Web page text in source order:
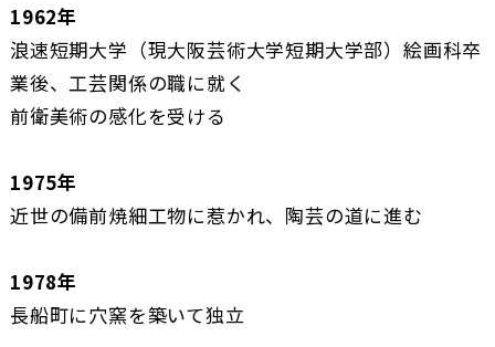
1962年
浪速短期大学（現大阪芸術大学短期大学部）絵画科卒
業後、工芸関係の職に就く
前衛美術の感化を受ける
1975年
近世の備前焼細工物に惹かれ、陶芸の道に進む
1978年
長船町に穴窯を築いて独立